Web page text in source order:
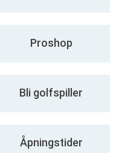
Proshop
Bli golfspiller
Åpningstider